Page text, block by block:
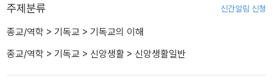
주제분류 신간알림 신청
종교/역학 > 기독교 > 기독교의 이해
종교/역학 > 기독교 > 신앙생활 > 신앙생활일반